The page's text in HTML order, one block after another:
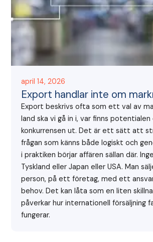
april 14, 2026
Export handlar inte om
Export beskrivs ofta som ett val av
land ska vi gå in i, var finns potentialen
konkurrensen ut. Det är ett sätt att
frågan som känns både logiskt och
i praktiken börjar affären sällan där.
Tyskland eller Japan eller USA. Man
person, på ett företag, med ett
behov. Det kan låta som en liten
påverkar hur internationell försäljning
fungerar.